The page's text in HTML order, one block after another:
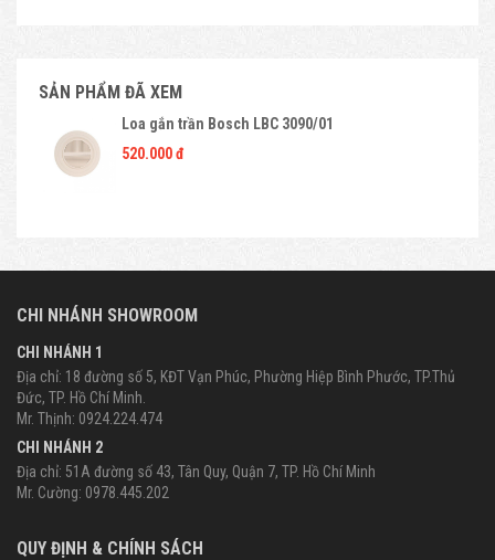
SẢN PHẨM ĐÃ XEM
Loa gắn trần Bosch LBC 3090/01
520.000 đ
CHI NHÁNH SHOWROOM
CHI NHÁNH 1
Địa chỉ: 18 đường số 5, KĐT Vạn Phúc, Phường Hiệp Bình Phước, TP.Thủ
Đức, TP. Hồ Chí Minh.
Mr. Thịnh: 0924.224.474
CHI NHÁNH 2
Địa chỉ: 51A đường số 43, Tân Quy, Quận 7, TP. Hồ Chí Minh
Mr. Cường: 0978.445.202
QUY ĐỊNH & CHÍNH SÁCH